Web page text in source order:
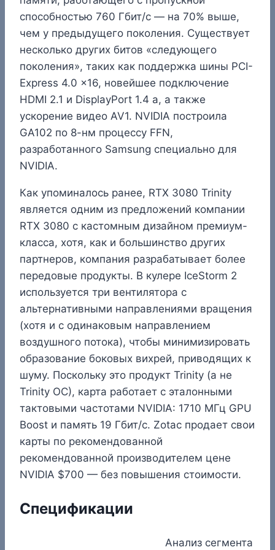
способностью 760 Гбит/с — на 70% выше,
чем у предыдущего поколения. Существует
несколько других битов «следующего
поколения», таких как поддержка шины PCI-
Express 4.0 x16, новейшее подключение
HDMI 2.1 и DisplayPort 1.4 a, а также
ускорение видео AV1. NVIDIA построила
GA102 по 8-нм процессу FFN,
разработанного Samsung специально для
NVIDIA.
Как упоминалось ранее, RTX 3080 Trinity
является одним из предложений компании
RTX 3080 с кастомным дизайном премиум-
класса, хотя, как и большинство других
партнеров, компания разрабатывает более
передовые продукты. В кулере IceStorm 2
используется три вентилятора с
альтернативными направлениями вращения
(хотя и с одинаковым направлением
воздушного потока), чтобы минимизировать
образование боковых вихрей, приводящих к
шуму. Поскольку это продукт Trinity (а не
Trinity OC), карта работает с эталонными
тактовыми частотами NVIDIA: 1710 МГц GPU
Boost и память 19 Гбит/с. Zotac продает свои
карты по рекомендованной
рекомендованной производителем цене
NVIDIA $700 — без повышения стоимости.
Спецификации
Анализ сегмента